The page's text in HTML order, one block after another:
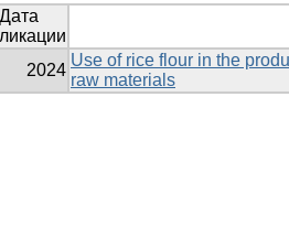
Дата
2024
Use of rice flour in the
raw materials